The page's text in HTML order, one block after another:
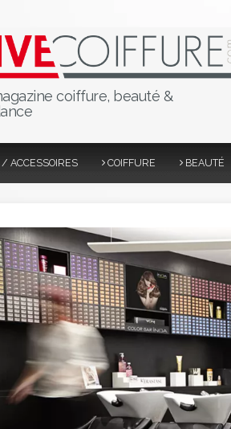
coiffure, beauté &
/ ACCESSOIRES COIFFURE BEAUTÉ